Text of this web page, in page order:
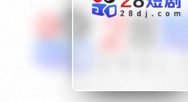
{if condition="$obj.vod_points